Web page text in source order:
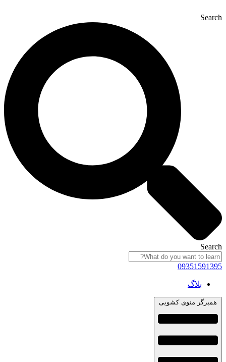
Search
Search
09351591395
بلاگ
همبرگر منوی کشویی